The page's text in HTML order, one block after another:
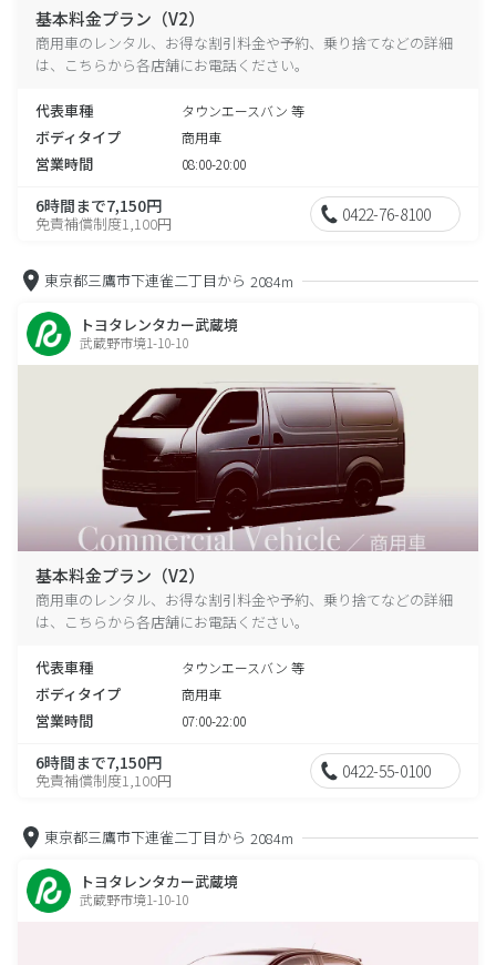
基本料金プラン（V2）
商用車のレンタル、お得な割引料金や予約、乗り捨てなどの詳細
は、こちらから各店舗にお電話ください。
代表車種 タウンエースバン 等
ボディタイプ 商用車
営業時間 08:00-20:00
6時間まで7,150円
免責補償制度1,100円 0422-76-8100
東京都三鷹市下連雀二丁目から 2084m
トヨタレンタカー武蔵境
武蔵野市境1-10-10
基本料金プラン（V2）
商用車のレンタル、お得な割引料金や予約、乗り捨てなどの詳細
は、こちらから各店舗にお電話ください。
代表車種 タウンエースバン 等
ボディタイプ 商用車
営業時間 07:00-22:00
6時間まで7,150円
免責補償制度1,100円 0422-55-0100
東京都三鷹市下連雀二丁目から 2084m
トヨタレンタカー武蔵境
武蔵野市境1-10-10